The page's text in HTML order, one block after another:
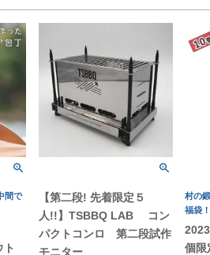
間で
【第二段! 先着限定５
人!!】TSBBQ LAB コン
パクトコンロ 第二段試作
モニター
村の
福袋
個